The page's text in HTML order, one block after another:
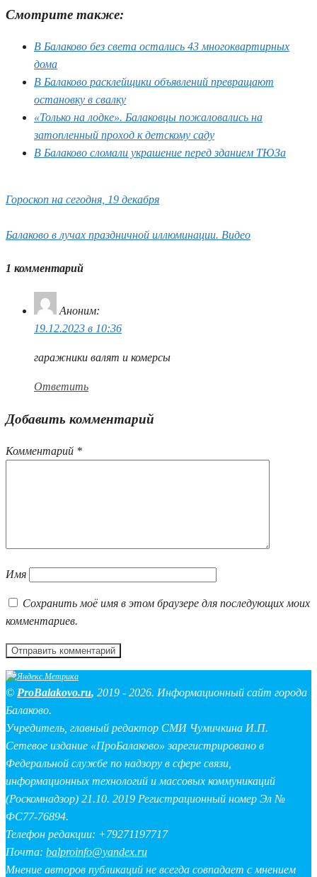
Смотрите также:
В Балаково без света остались 43 многоквартирных
дома
В Балаково расклейщики объявлений превращают
остановку в свалку
«Только на лодке». Балаковцы пожаловались на
затопленный проход к детскому саду
В Балаково сломали украшение перед зданием ТЮЗа
Гороскоп на сегодня, 19 декабря
Балаково в лучах праздничной иллюминации. Видео
1 комментарий
Аноним:
19.12.2023 в 10:36
гаражники валят и комерсы
Ответить
Добавить комментарий
Комментарий *
Имя
Сохранить моё имя в этом браузере для последующих моих
комментариев.
© ProBalakovo.ru, 2019 - 2026. Информационный сайт города
Балаково.
Учредитель, главный редактор СМИ Чумичкина И.П.
Сетевое издание «ПроБалаково» зарегистрировано в
Федеральной службе по надзору в сфере связи,
информационных технологий и массовых коммуникаций
(Роскомнадзор) 21.10. 2019 Регистрационный номер Эл №
ФС77-76894.
Телефон редакции: +79271197717
Почта: balproinfo@yandex.ru
Мнение авторов публикаций не всегда совпадает с мнением